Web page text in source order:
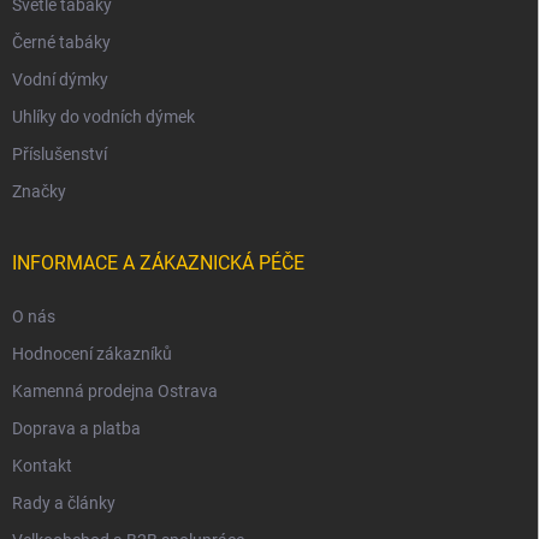
Světlé tabáky
Černé tabáky
Vodní dýmky
Uhlíky do vodních dýmek
Příslušenství
Značky
INFORMACE A ZÁKAZNICKÁ PÉČE
O nás
Hodnocení zákazníků
Kamenná prodejna Ostrava
Doprava a platba
Kontakt
Rady a články